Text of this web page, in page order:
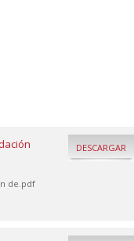
de.pdf
DESCARGAR